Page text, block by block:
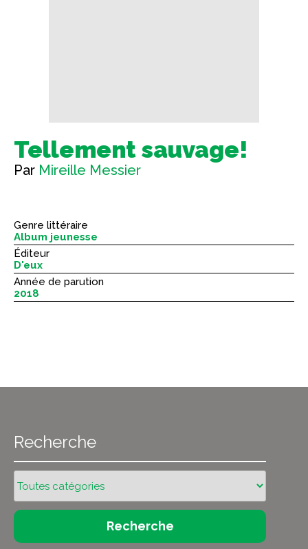
Tellement sauvage!
Par Mireille Messier
Genre littéraire
Album jeunesse
Éditeur
D'eux
Année de parution
2018